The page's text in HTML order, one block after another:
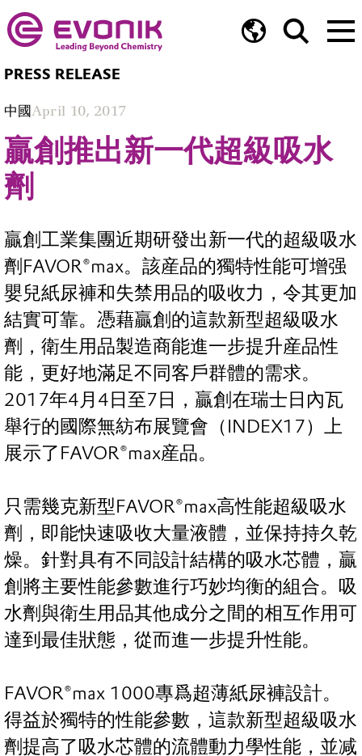
PRESS RELEASE
中國April 10, 2017
贏創推出新一代超級吸水
劑
贏創工業集團近期研發出新一代的超級吸水
劑FAVOR®max。該産品的獨特性能可增强
嬰兒紙尿褲和失禁用品的吸收力，令其更加
結實可靠。憑藉贏創的這款新型超級吸水
劑，衛生用品製造商能進一步提升産品性
能，更好地滿足不同客戶群體的需求。
2017年4月4日至7日，贏創在瑞士日內瓦
舉行的國際無紡布展覽會（INDEX17）上
展示了FAVOR®max産品。
只需幾克新型FAVOR®max高性能超級吸水
劑，即能快速吸收大量液體，並保持持久乾
燥。針對具有不同設計結構的吸水芯體，贏
創將主要性能參數進行巧妙均衡的組合。吸
水劑與衛生用品其他成分之間的相互作用可
達到最佳狀態，從而進一步提升性能。
FAVOR®max 1000專爲超薄紙尿褲設計。
得益於獨特的性能參數，這款新型超級吸水
劑提高了吸水芯體的流體動力學性能，並减